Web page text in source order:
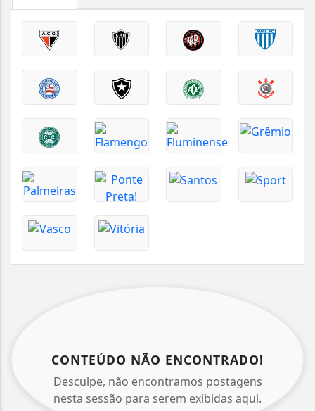
CONTEÚDO NÃO ENCONTRADO!
Desculpe, não encontramos postagens
nesta sessão para serem exibidas aqui.